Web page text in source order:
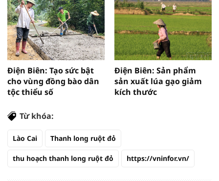
Điện Biên: Tạo sức bật
cho vùng đồng bào dân
tộc thiểu số
Điện Biên: Sản phẩm
sản xuất lúa gạo giảm
kích thước
Từ khóa:
Lào Cai Thanh long ruột đỏ
thu hoạch thanh long ruột đỏ https://vninfor.vn/